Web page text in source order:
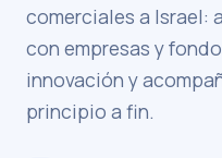
comerciales a Israel:
con empresas y
innovación y
principio a fin.